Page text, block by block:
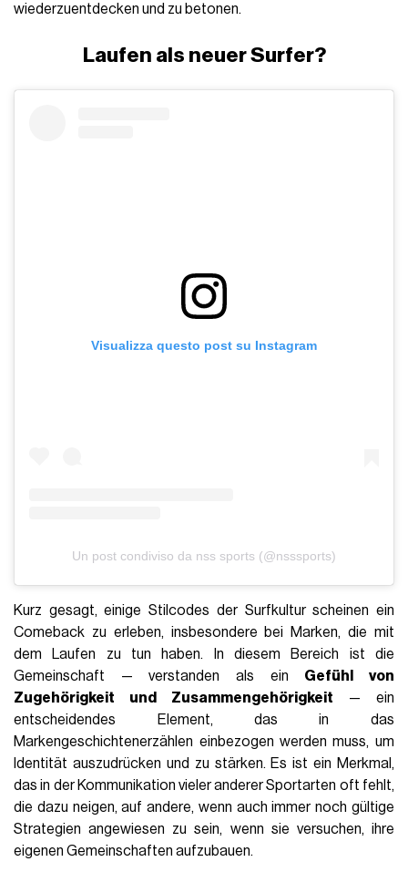
wiederzuentdecken und zu betonen.
Laufen als neuer Surfer?
Visualizza questo post su Instagram
Un post condiviso da nss sports (@nsssports)
Kurz gesagt, einige Stilcodes der Surfkultur scheinen ein
Comeback zu erleben, insbesondere bei Marken, die mit
dem Laufen zu tun haben. In diesem Bereich ist die
Gemeinschaft — verstanden als ein Gefühl von
Zugehörigkeit und Zusammengehörigkeit — ein
entscheidendes Element, das in das
Markengeschichtenerzählen einbezogen werden muss, um
Identität auszudrücken und zu stärken. Es ist ein Merkmal,
das in der Kommunikation vieler anderer Sportarten oft fehlt,
die dazu neigen, auf andere, wenn auch immer noch gültige
Strategien angewiesen zu sein, wenn sie versuchen, ihre
eigenen Gemeinschaften aufzubauen.